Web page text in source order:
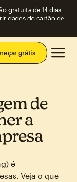
gratuita de 14 dias.
dados do cartão de
grátis
de
a
é
Veja o que